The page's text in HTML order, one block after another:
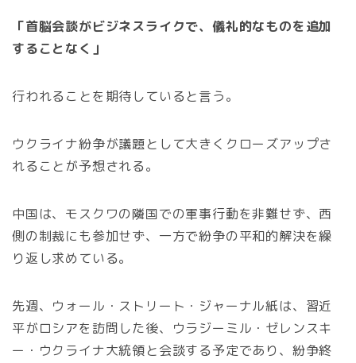
「首脳会談がビジネスライクで、儀礼的なものを追加
することなく」
行われることを期待していると言う。
ウクライナ紛争が議題として大きくクローズアップさ
れることが予想される。
中国は、モスクワの隣国での軍事行動を非難せず、西
側の制裁にも参加せず、一方で紛争の平和的解決を繰
り返し求めている。
先週、ウォール・ストリート・ジャーナル紙は、習近
平がロシアを訪問した後、ウラジーミル・ゼレンスキ
ー・ウクライナ大統領と会談する予定であり、紛争終